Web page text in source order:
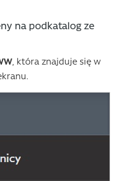
na podkatalog ze
, która znajduje się w